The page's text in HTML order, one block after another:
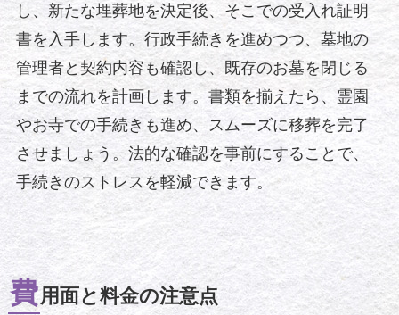
し、新たな埋葬地を決定後、そこでの受入れ証明
書を入手します。行政手続きを進めつつ、墓地の
管理者と契約内容も確認し、既存のお墓を閉じる
までの流れを計画します。書類を揃えたら、霊園
やお寺での手続きも進め、スムーズに移葬を完了
させましょう。法的な確認を事前にすることで、
手続きのストレスを軽減できます。
費用面と料金の注意点